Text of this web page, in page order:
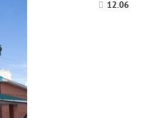
12.06